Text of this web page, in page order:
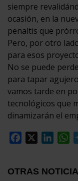
siempre
ocasión, en la
penaltis que
Pero, por otro
para esos
No se puede
para tapar
vamos tarde en
tecnológicos que
dinamizarán el
Facebook
OTRAS